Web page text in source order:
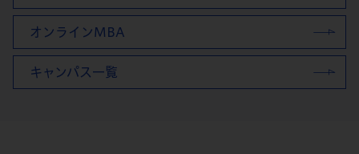
オンラインMBA
キャンパス一覧